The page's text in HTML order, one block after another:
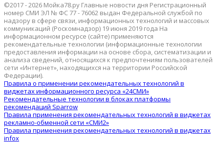
©2017 - 2026 Мойка78.ру Главные новости дня Регистрационный
номер СМИ ЭЛ № ФС 77 - 76062 выдан Федеральной службой по
надзору в сфере связи, информационных технологий и массовых
коммуникаций (Роскомнадзор) 19 июня 2019 года На
информационном ресурсе (сайте) применяются
рекомендательные технологии (информационные технологии
предоставления информации на основе сбора, систематизации и
анализа сведений, относящихся к предпочтениям пользователей
сети «Интернет», находящихся на территории Российской
Федерации).
Правила о применении рекомендательных технологий в
виджетах информационного ресурса «24СМИ»
Рекомендательные технологии в блоках платформы
рекомендаций Sparrow
Правила применения рекомендательных технологий в виджетах
рекламно-обменной сети «СМИ2»
Правила применения рекомендательных технологий в виджетах
infox